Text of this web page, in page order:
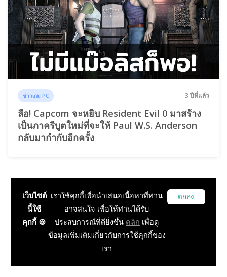
ข่าวเกม PC 3 ปีที่แล้ว
ลือ! Capcom จะหยิบ Resident Evil 0 มาสร้าง
เป็นภาครีบูตใหม่ที่จะให้ Paul W.S. Anderson
กลับมากำกับอีกครั้ง
เว็บไซต์
นี้ใช้
คุกกี้ 🍪
เราใช้คุกกี้เพื่อนำเสนอเนื้อหาที่ท่าน
อาจสนใจ เพื่อให้ท่านได้รับ
ประสบการณ์ที่ดียิ่งขึ้น คลิก เพื่อดู
ข้อมูลเพิ่มเติมเกี่ยวกับการใช้คุกกี้ของ
เรา
ตกลง